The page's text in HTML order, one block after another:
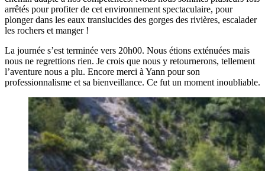
arrêtés pour profiter de cet environnement spectaculaire, pour
plonger dans les eaux translucides des gorges des rivières, escalader
les rochers et manger !
La journée s’est terminée vers 20h00. Nous étions exténuées mais
nous ne regrettions rien. Je crois que nous y retournerons, tellement
l’aventure nous a plu. Encore merci à Yann pour son
professionnalisme et sa bienveillance. Ce fut un moment inoubliable.